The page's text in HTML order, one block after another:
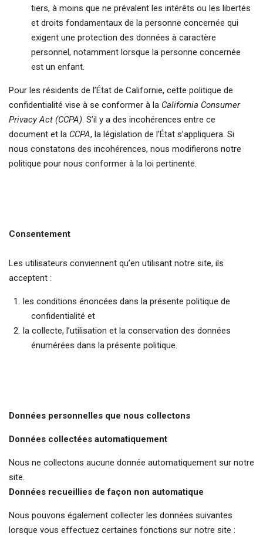
tiers, à moins que ne prévalent les intérêts ou les libertés
et droits fondamentaux de la personne concernée qui
exigent une protection des données à caractère
personnel, notamment lorsque la personne concernée
est un enfant.
Pour les résidents de l’État de Californie, cette politique de
confidentialité vise à se conformer à la California Consumer
Privacy Act (CCPA). S’il y a des incohérences entre ce
document et la CCPA, la législation de l’État s’appliquera. Si
nous constatons des incohérences, nous modifierons notre
politique pour nous conformer à la loi pertinente.
Consentement
Les utilisateurs conviennent qu’en utilisant notre site, ils
acceptent :
les conditions énoncées dans la présente politique de
confidentialité et
la collecte, l’utilisation et la conservation des données
énumérées dans la présente politique.
Données personnelles que nous collectons
Données collectées automatiquement
Nous ne collectons aucune donnée automatiquement sur notre
site.
Données recueillies de façon non automatique
Nous pouvons également collecter les données suivantes
lorsque vous effectuez certaines fonctions sur notre site :